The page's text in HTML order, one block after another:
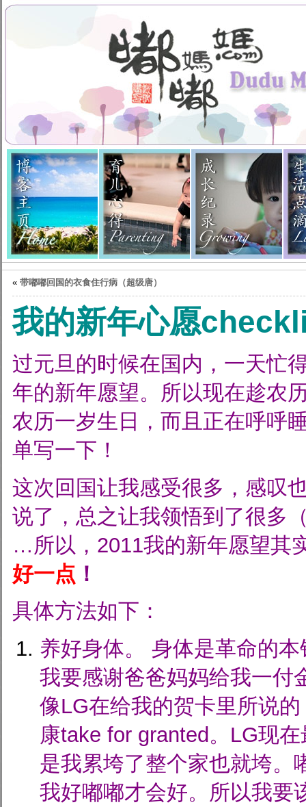
« 带嘟嘟回国的衣食住行病（超级唐）
我的新年心愿
过元旦的时候在国内，一天忙
年的新年愿望。所以现在趁农
农历一岁生日，而且正在呼呼
单写一下！
这次回国让我感受很多，感叹
说了，总之让我领悟到了很多
…所以，2011我的新年愿望其
好一点 ！
具体方法如下：
养好身体。 身体是革命的
我要感谢爸爸妈妈给我一付
像LG在给我的贺卡里所说
康take for granted。LG现
是我累垮了整个家也就垮。
我好嘟嘟才会好。所以我要